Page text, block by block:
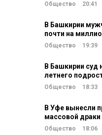
Общество 20:41
В Башкирии
почти на
Общество 19:39
В Башкирии суд
летнего
Общество 18:33
В Уфе вынесли
массовой драки
Общество 18:06